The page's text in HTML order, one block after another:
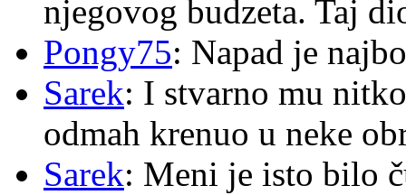
njegovog budzeta. Taj
Pongy75: Napad je
Sarek: I stvarno mu
odmah krenuo u neke
Sarek: Meni je isto bilo